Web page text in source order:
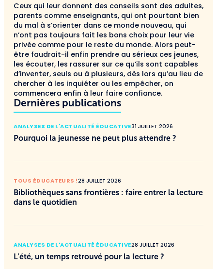
Ceux qui leur donnent des conseils sont des adultes,
parents comme enseignants, qui ont pourtant bien
du mal à s’orienter dans ce monde nouveau, qui
n’ont pas toujours fait les bons choix pour leur vie
privée comme pour le reste du monde. Alors peut-
être faudrait-il enfin prendre au sérieux ces jeunes,
les écouter, les rassurer sur ce qu’ils sont capables
d’inventer, seuls ou à plusieurs, dès lors qu’au lieu de
chercher à les inquiéter ou les empêcher, on
commencera enfin à leur faire confiance.
Dernières publications
ANALYSES DE L'ACTUALITÉ ÉDUCATIVE31 JUILLET 2026
Pourquoi la jeunesse ne peut plus attendre ?
TOUS ÉDUCATEURS !28 JUILLET 2026
Bibliothèques sans frontières : faire entrer la lecture
dans le quotidien
ANALYSES DE L'ACTUALITÉ ÉDUCATIVE28 JUILLET 2026
L’été, un temps retrouvé pour la lecture ?